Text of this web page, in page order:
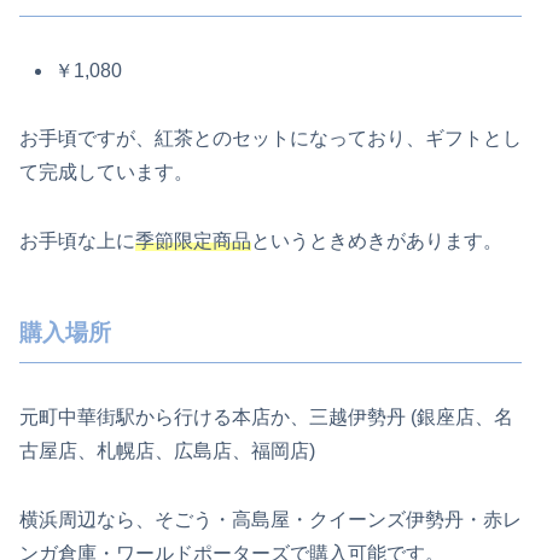
￥1,080
お手頃ですが、紅茶とのセットになっており、ギフトとし
て完成しています。
お手頃な上に季節限定商品というときめきがあります。
購入場所
元町中華街駅から行ける本店か、三越伊勢丹 (銀座店、名
古屋店、札幌店、広島店、福岡店)
横浜周辺なら、そごう・高島屋・クイーンズ伊勢丹・赤レ
ンガ倉庫・ワールドポーターズで購入可能です。